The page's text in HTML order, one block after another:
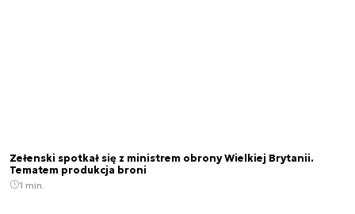
Zełenski spotkał się z ministrem obrony Wielkiej Brytanii.
Tematem produkcja broni
1 min.